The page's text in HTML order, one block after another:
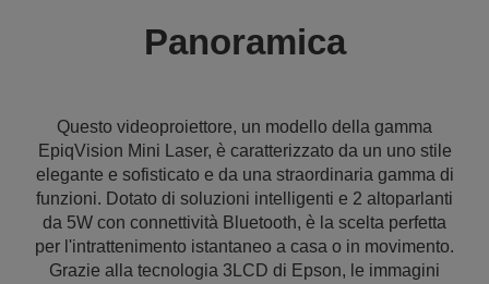
Panoramica
Questo videoproiettore, un modello della gamma
EpiqVision Mini Laser, è caratterizzato da un uno stile
elegante e sofisticato e da una straordinaria gamma di
funzioni. Dotato di soluzioni intelligenti e 2 altoparlanti
da 5W con connettività Bluetooth, è la scelta perfetta
per l'intrattenimento istantaneo a casa o in movimento.
Grazie alla tecnologia 3LCD di Epson, le immagini